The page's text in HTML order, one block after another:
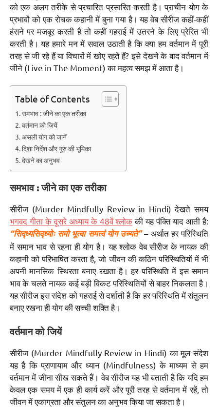
को एक अलग तरीके से प्रचारित प्रसारित करती है। प्राचीन योग के
प्रभावों को एक रोचक कहानी में बुना गया है। यह वेब सीरीज कहीं-कहीं
हंसने पर मजबूर करती है तो कहीं गहराई में उतरने के लिए प्रेरित भी
करती है। यह हमारे मन में सवाल उठाती है कि क्या हम वर्तमान में पूरी
तरह से जी रहे हैं या विचारों में खोए रहते हैं? इसे देखने के बाद वर्तमान में
जीने (Live in The Moment) का महत्व समझ में आता है।
Table of Contents
समभाव : जीने का एक तरीका
वर्तमान को जियें
असली योग को जानें
दिशा निर्देश और गुरु की भूमिका
देखने का अनुभव
समभाव : जीने का एक तरीका
सीरीज (Murder Mindfully Review in Hindi) देखते समय
भगवद गीता के दूसरे अध्याय के 48वें श्लोककी यह पंक्ति याद आती है:
“सिद्ध्यसिद्ध्योः समो भूत्वा समत्वं योग उच्यते”– अर्थात हर परिस्थिति
में समान भाव से रहना ही योग है। यह श्लोक वेब सीरीज के नायक की
कहानी को परिभाषित करता है, जो जीवन की कठिन परिस्थितियों में भी
अपनी मानसिक स्थिरता बनाए रखता है। हर परिस्थिति में इस समान
भाव के चलते नायक कई बड़ी विकट परिस्थितियों से बाहर निकलता है।
यह सीरीज इस संदेश को गहराई से दर्शाती है कि हर परिस्थिति में संतुलन
बनाए रखना ही योग की सच्ची शक्ति है।
वर्तमान को जियें
सीरीज (Murder Mindfully Review in Hindi) का मूल संदेश
यह है कि प्राणायाम और ध्यान (Mindfulness) के माध्यम से हम
वर्तमान में जीना सीख सकते हैं। वेब सीरीज यह भी बताती है कि यदि हम
केवल एक समय में एक ही कार्य करें और पूरी तरह से वर्तमान में रहें, तो
जीवन में एकाग्रता और संतुलन का अनुभव किया जा सकता है।